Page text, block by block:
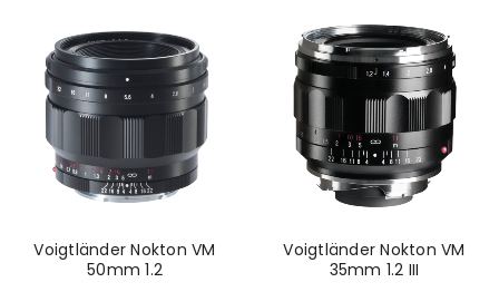
Voigtländer Nokton VM
50mm 1.2
Voigtländer Nokton VM
35mm 1.2 III